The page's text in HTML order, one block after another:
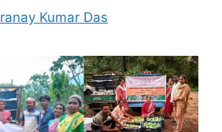
Kumar Das